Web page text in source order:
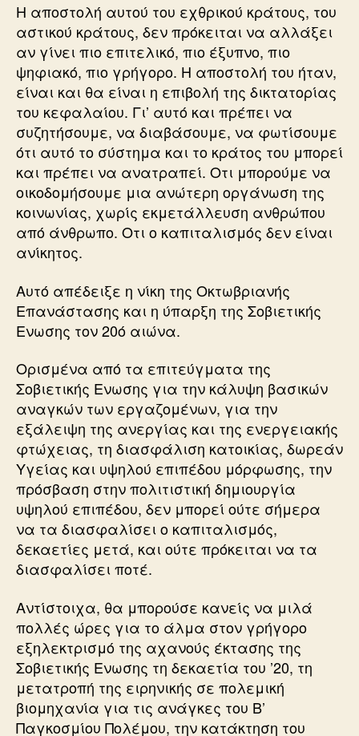
Η αποστολή αυτού του εχθρικού κράτους, του
αστικού κράτους, δεν πρόκειται να αλλάξει
αν γίνει πιο επιτελικό, πιο έξυπνο, πιο
ψηφιακό, πιο γρήγορο. Η αποστολή του ήταν,
είναι και θα είναι η επιβολή της δικτατορίας
του κεφαλαίου. Γι’ αυτό και πρέπει να
συζητήσουμε, να διαβάσουμε, να φωτίσουμε
ότι αυτό το σύστημα και το κράτος του μπορεί
και πρέπει να ανατραπεί. Οτι μπορούμε να
οικοδομήσουμε μια ανώτερη οργάνωση της
κοινωνίας, χωρίς εκμετάλλευση ανθρώπου
από άνθρωπο. Οτι ο καπιταλισμός δεν είναι
ανίκητος.
Αυτό απέδειξε η νίκη της Οκτωβριανής
Επανάστασης και η ύπαρξη της Σοβιετικής
Ενωσης τον 20ό αιώνα.
Ορισμένα από τα επιτεύγματα της
Σοβιετικής Ενωσης για την κάλυψη βασικών
αναγκών των εργαζομένων, για την
εξάλειψη της ανεργίας και της ενεργειακής
φτώχειας, τη διασφάλιση κατοικίας, δωρεάν
Υγείας και υψηλού επιπέδου μόρφωσης, την
πρόσβαση στην πολιτιστική δημιουργία
υψηλού επιπέδου, δεν μπορεί ούτε σήμερα
να τα διασφαλίσει ο καπιταλισμός,
δεκαετίες μετά, και ούτε πρόκειται να τα
διασφαλίσει ποτέ.
Αντίστοιχα, θα μπορούσε κανείς να μιλά
πολλές ώρες για το άλμα στον γρήγορο
εξηλεκτρισμό της αχανούς έκτασης της
Σοβιετικής Ενωσης τη δεκαετία του ’20, τη
μετατροπή της ειρηνικής σε πολεμική
βιομηχανία για τις ανάγκες του Β’
Παγκοσμίου Πολέμου, την κατάκτηση του